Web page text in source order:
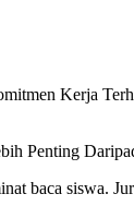
Kerja
Penting
baca siswa.